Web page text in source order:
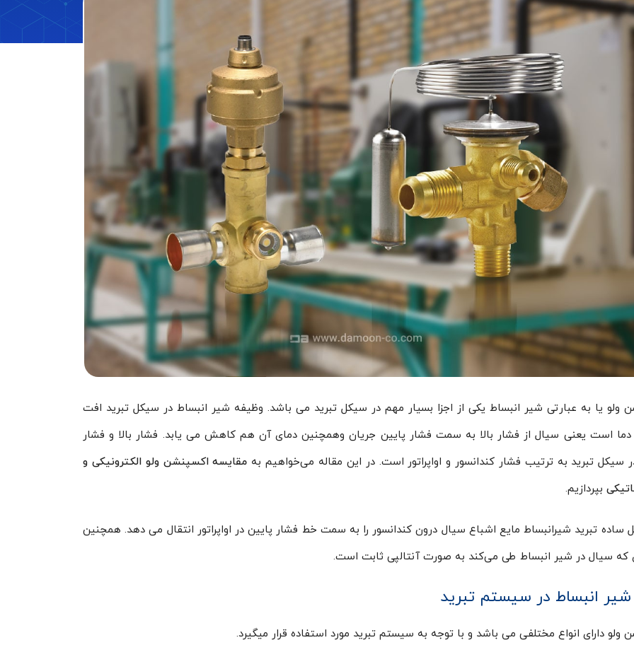
ولو یا به عبارتی شیر انبساط یکی از اجزا بسیار مهم در سیکل تبرید می باشد. وظیفه شیر انبساط در سیکل تبرید افت
دما است یعنی سیال از فشار بالا به سمت فشار پایین جریان وهمچنین دمای آن هم کاهش می یابد. فشار بالا و فشار
سیکل تبرید به ترتیب فشار کندانسور و اواپراتور است. در این مقاله می‌خواهیم به مقایسه اکسپنشن ولو الکترونیکی و
بپردازیم.
ساده تبرید شیرانبساط مایع اشباع سیال درون کندانسور را به سمت خط فشار پایین در اواپراتور انتقال می دهد. همچنین
که سیال در شیر انبساط طی می‌کند به صورت آنتالپی ثابت است.
شیر انبساط در سیستم تبرید
ولو دارای انواع مختلفی می باشد و با توجه به سیستم تبرید مورد استفاده قرار میگیرد.